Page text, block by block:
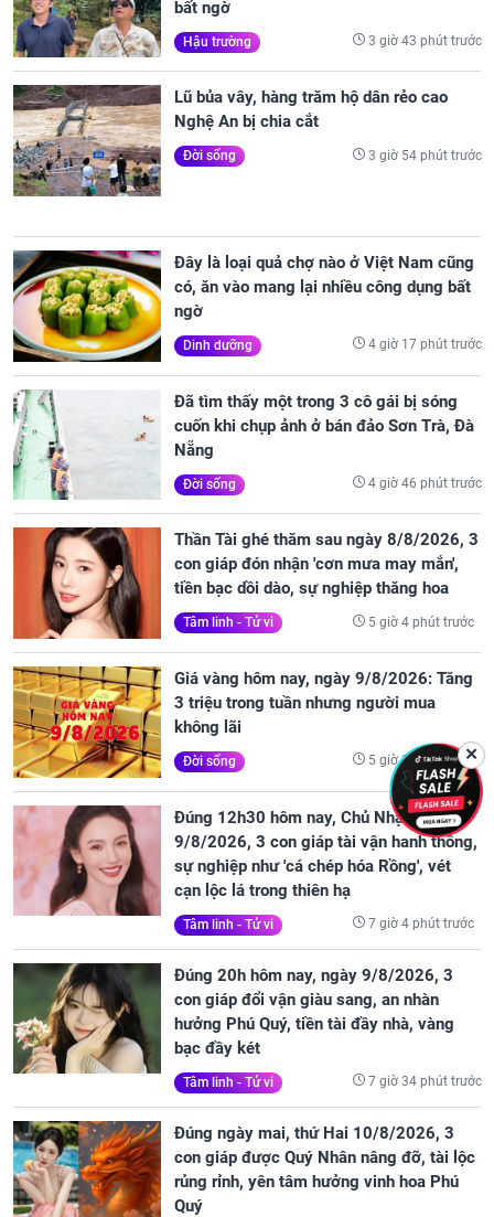
bất ngờ
Hậu trường 3 giờ 43 phút trước
Lũ bủa vây, hàng trăm hộ dân rẻo cao
Nghệ An bị chia cắt
Đời sống 3 giờ 54 phút trước
Đây là loại quả chợ nào ở Việt Nam cũng
có, ăn vào mang lại nhiều công dụng bất
ngờ
Dinh dưỡng 4 giờ 17 phút trước
Đã tìm thấy một trong 3 cô gái bị sóng
cuốn khi chụp ảnh ở bán đảo Sơn Trà, Đà
Nẵng
Đời sống 4 giờ 46 phút trước
Thần Tài ghé thăm sau ngày 8/8/2026, 3
con giáp đón nhận 'cơn mưa may mắn',
tiền bạc dồi dào, sự nghiệp thăng hoa
Tâm linh - Tử vi 5 giờ 4 phút trước
Giá vàng hôm nay, ngày 9/8/2026: Tăng
3 triệu trong tuần nhưng người mua
không lãi
Đời sống 5 giờ 59 phút trước
Đúng 12h30 hôm nay, Chủ Nhật
9/8/2026, 3 con giáp tài vận hanh thông,
sự nghiệp như 'cá chép hóa Rồng', vét
cạn lộc lá trong thiên hạ
Tâm linh - Tử vi 7 giờ 4 phút trước
Đúng 20h hôm nay, ngày 9/8/2026, 3
con giáp đổi vận giàu sang, an nhàn
hưởng Phú Quý, tiền tài đầy nhà, vàng
bạc đầy két
Tâm linh - Tử vi 7 giờ 34 phút trước
Đúng ngày mai, thứ Hai 10/8/2026, 3
con giáp được Quý Nhân nâng đỡ, tài lộc
rủng rỉnh, yên tâm hưởng vinh hoa Phú
Quý
✕